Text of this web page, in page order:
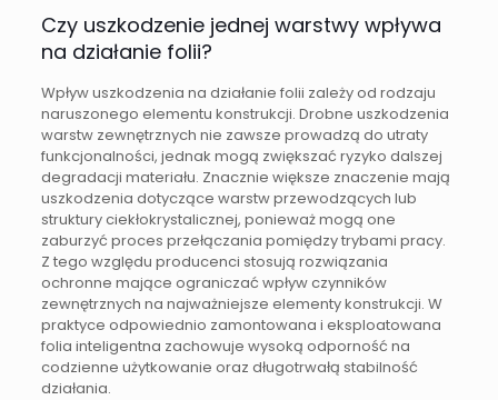
Czy uszkodzenie jednej warstwy wpływa
na działanie folii?
Wpływ uszkodzenia na działanie folii zależy od rodzaju
naruszonego elementu konstrukcji. Drobne uszkodzenia
warstw zewnętrznych nie zawsze prowadzą do utraty
funkcjonalności, jednak mogą zwiększać ryzyko dalszej
degradacji materiału. Znacznie większe znaczenie mają
uszkodzenia dotyczące warstw przewodzących lub
struktury ciekłokrystalicznej, ponieważ mogą one
zaburzyć proces przełączania pomiędzy trybami pracy.
Z tego względu producenci stosują rozwiązania
ochronne mające ograniczać wpływ czynników
zewnętrznych na najważniejsze elementy konstrukcji. W
praktyce odpowiednio zamontowana i eksploatowana
folia inteligentna zachowuje wysoką odporność na
codzienne użytkowanie oraz długotrwałą stabilność
działania.